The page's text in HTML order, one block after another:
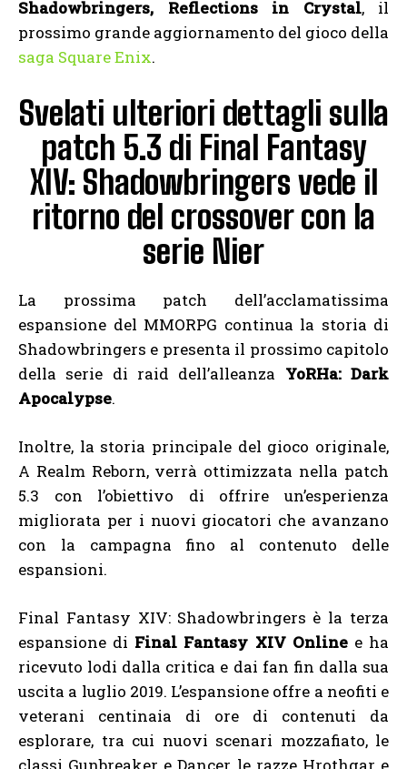
Shadowbringers, Reflections in Crystal, il
prossimo grande aggiornamento del gioco della
saga Square Enix.
Svelati ulteriori dettagli sulla
patch 5.3 di Final Fantasy
XIV: Shadowbringers vede il
ritorno del crossover con la
serie Nier
La prossima patch dell’acclamatissima
espansione del MMORPG continua la storia di
Shadowbringers e presenta il prossimo capitolo
della serie di raid dell’alleanza YoRHa: Dark
Apocalypse.
Inoltre, la storia principale del gioco originale,
A Realm Reborn, verrà ottimizzata nella patch
5.3 con l’obiettivo di offrire un’esperienza
migliorata per i nuovi giocatori che avanzano
con la campagna fino al contenuto delle
espansioni.
Final Fantasy XIV: Shadowbringers è la terza
espansione di Final Fantasy XIV Onlinee ha
ricevuto lodi dalla critica e dai fan fin dalla sua
uscita a luglio 2019. L’espansione offre a neofiti e
veterani centinaia di ore di contenuti da
esplorare, tra cui nuovi scenari mozzafiato, le